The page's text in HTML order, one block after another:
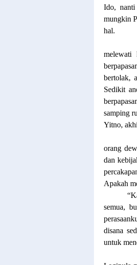
Ido, nanti
mungkin
hal.
melewati
bertolak,
Sedikit
samping
Yitno,
orang
dan
Apakah
semua,
disana
untuk